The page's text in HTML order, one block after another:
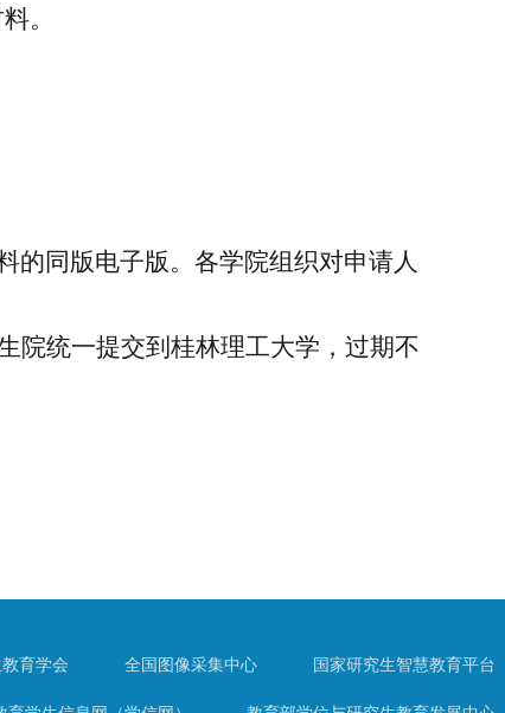
。
的同版电子版。各学院组织对申请人
院统一提交到桂林理工大学，过期不
国家研究生智慧教育平台
全国图像采集中心
育学会